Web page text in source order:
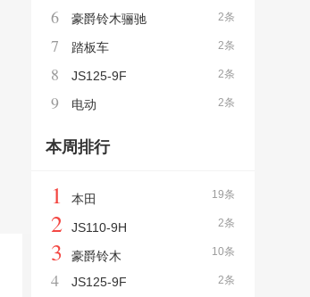
2条
6 豪爵铃木骊驰
2条
7 踏板车
2条
8 JS125-9F
2条
9 电动
本周排行
19条
1 本田
2条
2 JS110-9H
10条
3 豪爵铃木
2条
4 JS125-9F